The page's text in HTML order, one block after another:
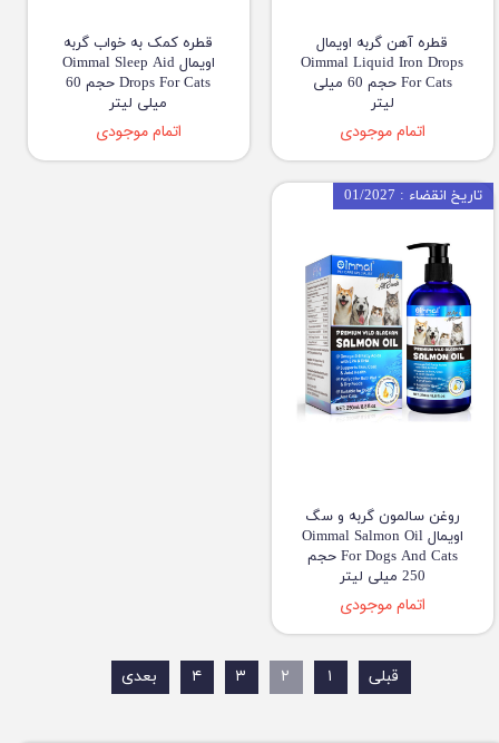
قطره آهن گربه اویمال
Oimmal Liquid Iron Drops
For Cats حجم 60 میلی
لیتر
اتمام موجودی
قطره کمک به خواب گربه
اویمال Oimmal Sleep Aid
Drops For Cats حجم 60
میلی لیتر
اتمام موجودی
روغن سالمون گربه و سگ
اویمال Oimmal Salmon Oil
For Dogs And Cats حجم
250 میلی لیتر
اتمام موجودی
تاریخ انقضاء : 01/2027
قبلی ۱ ۲ ۳ ۴ بعدی